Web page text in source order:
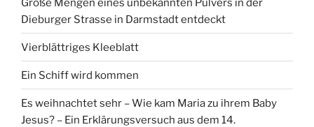
Große Mengen eines unbekannten Pulvers in der
Dieburger Strasse in Darmstadt entdeckt
Vierblättriges Kleeblatt
Ein Schiff wird kommen
Es weihnachtet sehr – Wie kam Maria zu ihrem Baby
Jesus? – Ein Erklärungsversuch aus dem 14.